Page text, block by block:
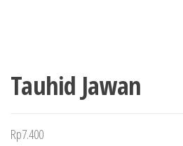
Tauhid Jawan
Rp7.400